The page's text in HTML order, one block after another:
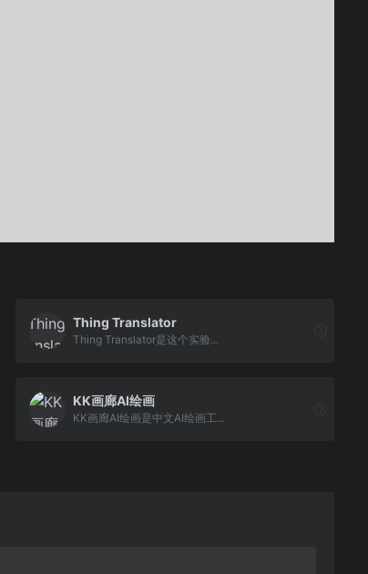
Thing Translator
Thing Translator是这个实验...
KK画廊AI绘画
KK画廊AI绘画是中文AI绘画工...